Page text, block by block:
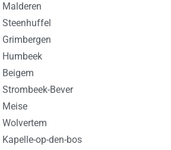
Bever
op-den-bos